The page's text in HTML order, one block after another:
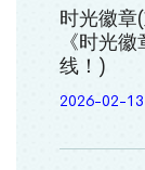
时光徽章
《时光
线！)
2026-02-13